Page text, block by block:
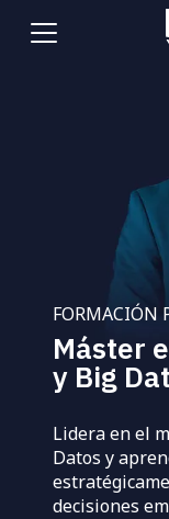
Abrir
FORMACIÓN
Máster
y Big
Lidera en el
Datos y
decisiones